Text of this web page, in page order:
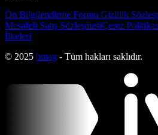
Ön Bilgilendirme Formu Gizlilik
Mesafeli Satış SözleşmesiÇerez
İlkeleri
© 2025 bmag - Tüm hakları saklıdır.